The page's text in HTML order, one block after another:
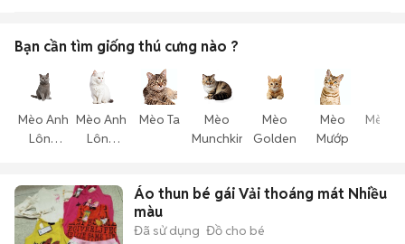
Bạn cần tìm giống thú cưng nào ?
Mèo Anh
Lông
Mèo Anh
Lông
Mèo Ta
Mèo
Munchkin
Mèo
Golden
Mèo
Mướp
Mèo
Áo thun bé gái Vải thoáng mát Nhiều
màu
Đã sử dụng Đồ cho bé